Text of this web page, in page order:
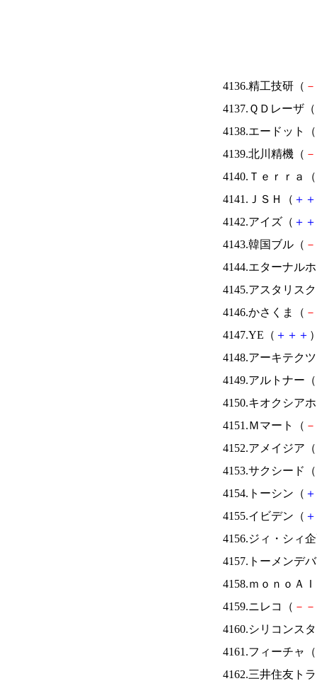
4136.精工技研（ －
4137.ＱＤレーザ（
4138.エードット（
4139.北川精機（ －
4140.Ｔｅｒｒａ（
4141.ＪＳＨ（ ＋ ＋
4142.アイズ（ ＋ ＋
4143.韓国ブル（ －
4144.エターナル
4145.アスタリス
4146.かさくま（ －
4147.YE（ ＋ ＋ ＋
4148.アーキテク
4149.アルトナー（
4150.キオクシア
4151.Ｍマート（ －
4152.アメイジア（
4153.サクシード（
4154.トーシン（ ＋
4155.イビデン（ ＋
4156.ジィ・シィ
4157.トーメンデ
4158.ｍｏｎｏＡ
4159.ニレコ（ － －
4160.シリコンス
4161.フィーチャ（
4162.三井住友ト